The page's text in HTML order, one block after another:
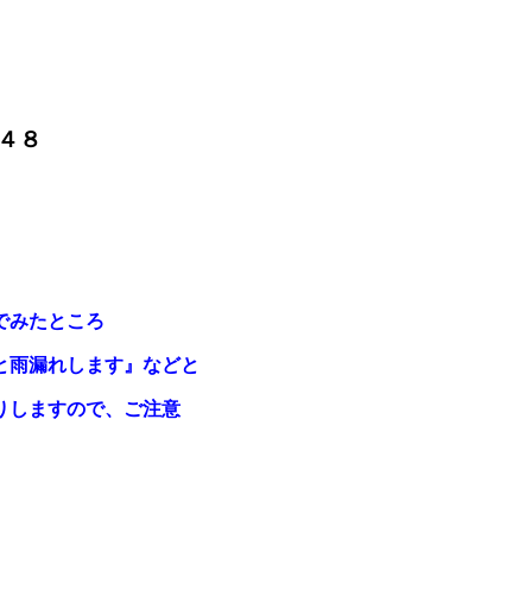
８
たところ
れします』などと
すので、ご注意